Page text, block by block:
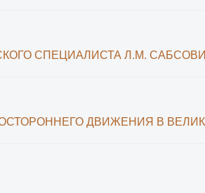
СПЕЦИАЛИСТА Л.М.
ДВИЖЕНИЯ В